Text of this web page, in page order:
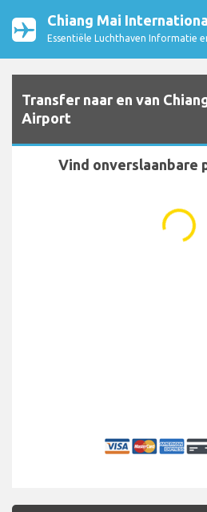
Chiang Mai
Essentiële Luchthaven Informatie
Transfer naar en van
Airport
Vind onverslaanbare
...